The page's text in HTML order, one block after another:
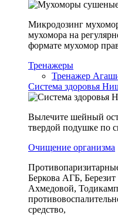
Микродозинг
мухомора на
формате мухомор
Тренажеры
Тренажер
Система здоровья
Вылечите шейный
твердой подушке по
Очищение организма
Беркова АГБ, Березит
Ахмедовой,
средство,